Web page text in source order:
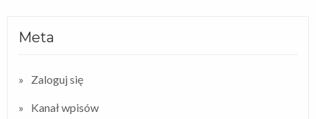
Meta
Zaloguj się
Kanał wpisów